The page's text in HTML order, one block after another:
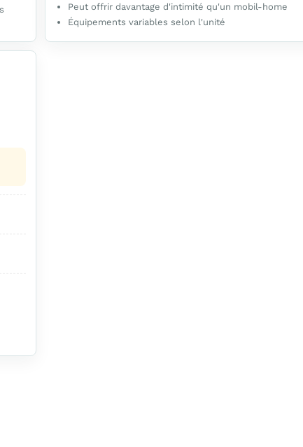
Peut offrir davantage d'intimité qu'un mobil-home
Équipements variables selon l'unité